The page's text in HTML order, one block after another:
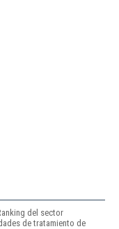
del sector
de tratamiento de